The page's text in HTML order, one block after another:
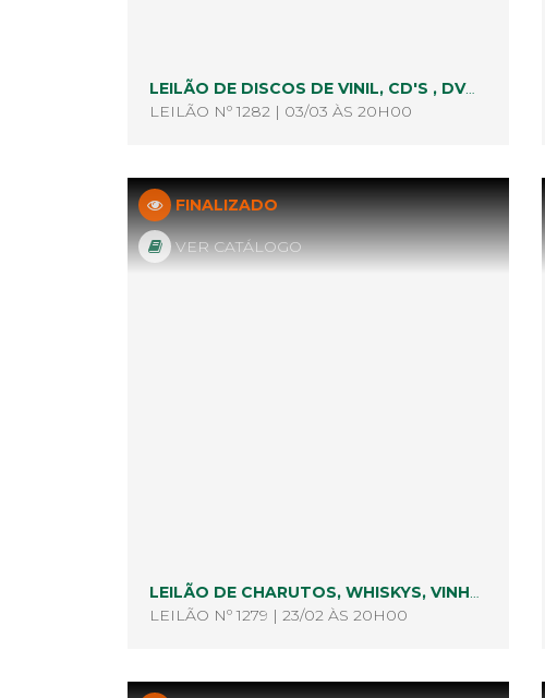
LEILÃO DE DISCOS DE VINIL, CD'S , DVD'S , BLU RAY , ETC...
LEILÃO Nº 1282 | 03/03 ÀS 20H00
LEILÃO DE CHARUTOS, WHISKYS, VINHOS E ACESSÓRIOS
LEILÃO Nº 1279 | 23/02 ÀS 20H00
FINALIZADO
VER CATÁLOGO